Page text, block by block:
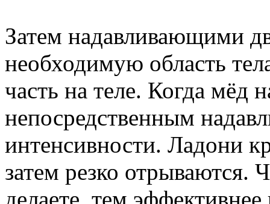
Затем надавливающими
необходимую область
часть на теле. Когда мёд
непосредственным
интенсивности. Ладони
затем резко отрываются.
делаете, тем